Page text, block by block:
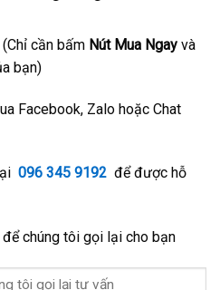
(Chỉ cần bấm Nút Mua Ngay và
bạn)
Facebook, Zalo hoặc Chat
096 345 9192 để được hỗ
chúng tôi gọi lại cho bạn